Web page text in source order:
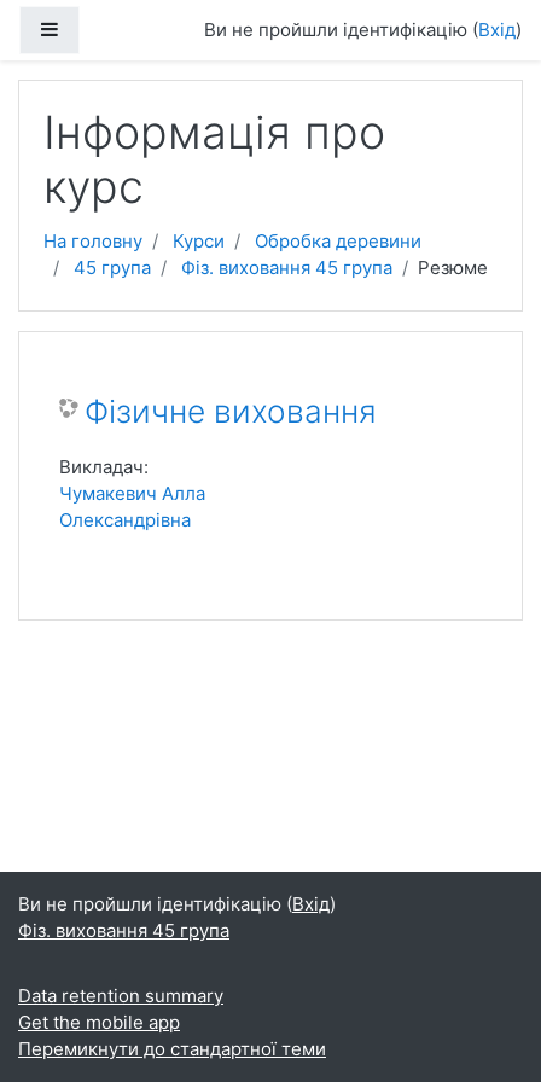
Ви не пройшли ідентифікацію (Вхід)
Інформація про
курс
На головну Курси
Обробка деревини
45 група
Фіз. виховання 45 група Резюме
Фізичне виховання
Викладач:
Чумакевич Алла
Олександрівна
Ви не пройшли ідентифікацію (Вхід)
Фіз. виховання 45 група
Data retention summary
Get the mobile app
Перемикнути до стандартної теми